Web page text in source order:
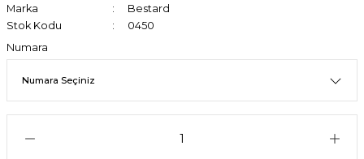
Marka
Bestard
Stok Kodu
0450
Numara